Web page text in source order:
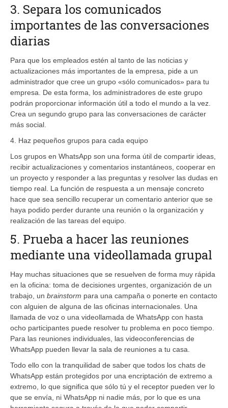
3. Separa los comunicados
importantes de las conversaciones
diarias
Para que los empleados estén al tanto de las noticias y
actualizaciones más importantes de la empresa, pide a un
administrador que cree un grupo «sólo comunicados» para tu
empresa. De esta forma, los administradores de este grupo
podrán proporcionar información útil a todo el mundo a la vez.
Crea un segundo grupo para las conversaciones de carácter
más social.
4. Haz pequeños grupos para cada equipo
Los grupos en WhatsApp son una forma útil de compartir ideas,
recibir actualizaciones y comentarios instantáneos, cooperar en
un proyecto y responder a las preguntas y resolver las dudas en
tiempo real. La función de respuesta a un mensaje concreto
hace que sea sencillo recuperar un comentario anterior que se
haya podido perder durante una reunión o la organización y
realización de las tareas del equipo.
5. Prueba a hacer las reuniones
mediante una videollamada grupal
Hay muchas situaciones que se resuelven de forma muy rápida
en la oficina: toma de decisiones urgentes, organización de un
trabajo, un brainstorm para una campaña o ponerte en contacto
con alguien de alguna de las oficinas internacionales. Una
llamada de voz o una videollamada de WhatsApp con hasta
ocho participantes puede resolver tu problema en poco tiempo.
Para las reuniones individuales, las videoconferencias de
WhatsApp pueden llevar la sala de reuniones a tu casa.
Todo ello con la tranquilidad de saber que todos los chats de
WhatsApp están protegidos por una encriptación de extremo a
extremo, lo que significa que sólo tú y el receptor pueden ver lo
que se envía, ni WhatsApp ni nadie más, por lo que es una